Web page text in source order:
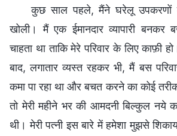
कुछ साल पहले, मैंने घरेलू उपकरणों
खोली। मैं एक ईमानदार व्यापारी बनकर
चाहता था ताकि मेरे परिवार के लिए काफ़ी
बाद, लगातार व्यस्त रहकर भी, मैं बस
कमा पा रहा था और बचत करने का कोई
तो मेरी महीने भर की आमदनी बिल्कुल नये
थी। मेरी पत्नी इस बारे में हमेशा मुझसे